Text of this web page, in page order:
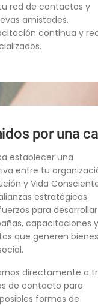
red de contactos y
amistades.
continua y
por una
establecer una
entre tu
y Vida
estratégicas
para desarrollar
capacitaciones y
que generen
directamente a
de contacto para
formas de